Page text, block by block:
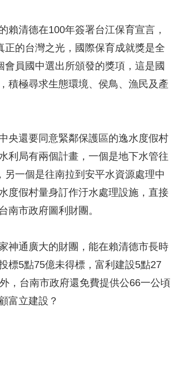
賴清德在100年簽署台江保育宣言，
的台灣之光，國際保育成就獎是全
員國中選出所頒發的獎項，這是國
積極尋求生態環境、侯鳥、漁民及產
央還要同意緊鄰保護區的逸水度假村
利局有兩個計畫，一個是地下水管往
一個是往南拉到安平水資源處理中
度假村量身訂作汙水處理設施，直接
南市政府圖利財團。
神通廣大的財團，能在賴清德市長時
標5點75億未得標，富利建設5點27
，台南市政府還免費提供公66一公頃
富立建設？